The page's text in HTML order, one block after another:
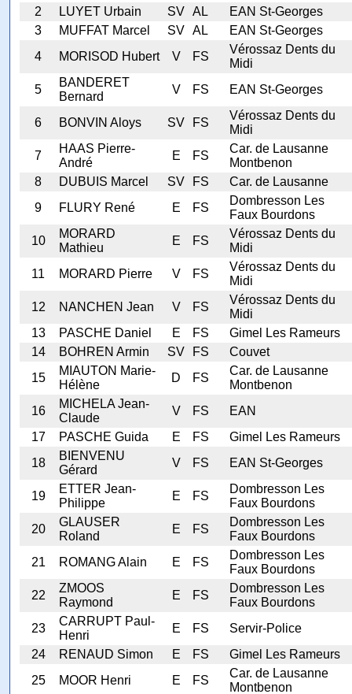
2
LUYET Urbain SV AL
EAN St-Georges
3
MUFFAT Marcel SV AL
EAN St-Georges
4
MORISOD Hubert V FS
Vérossaz Dents du
Midi
5
BANDERET
Bernard
V FS EAN St-Georges
6 BONVIN Aloys SV FS
Vérossaz Dents du
Midi
7
HAAS Pierre-
André
E FS
Car. de Lausanne
Montbenon
8
DUBUIS Marcel SV FS
Car. de Lausanne
9
FLURY René E FS
Dombresson Les
Faux Bourdons
10
MORARD
Mathieu
E FS
Vérossaz Dents du
Midi
11
MORARD Pierre V FS
Vérossaz Dents du
Midi
12
NANCHEN Jean V FS
Vérossaz Dents du
Midi
13
PASCHE Daniel E FS
Gimel Les Rameurs
14
BOHREN Armin SV FS
Couvet
15
MIAUTON Marie-
Hélène
D FS
Car. de Lausanne
Montbenon
16
MICHELA Jean-
Claude
V FS
EAN
17
PASCHE Guida E FS
Gimel Les Rameurs
18
BIENVENU
Gérard
V FS EAN St-Georges
19
ETTER Jean-
Philippe
E FS
Dombresson Les
Faux Bourdons
20
GLAUSER
Roland
E FS
Dombresson Les
Faux Bourdons
21
ROMANG Alain E FS
Dombresson Les
Faux Bourdons
22
ZMOOS
Raymond
E FS
Dombresson Les
Faux Bourdons
23
CARRUPT Paul-
Henri
E FS
Servir-Police
24
RENAUD Simon E FS
Gimel Les Rameurs
25
MOOR Henri E FS
Car. de Lausanne
Montbenon